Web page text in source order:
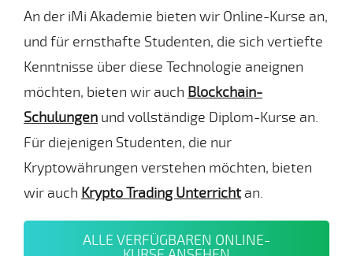
An der iMi Akademie bieten wir Online-Kurse an,
und für ernsthafte Studenten, die sich vertiefte
Kenntnisse über diese Technologie aneignen
möchten, bieten wir auch Blockchain-
Schulungen und vollständige Diplom-Kurse an.
Für diejenigen Studenten, die nur
Kryptowährungen verstehen möchten, bieten
wir auch Krypto Trading Unterricht an.
ALLE VERFÜGBAREN ONLINE-